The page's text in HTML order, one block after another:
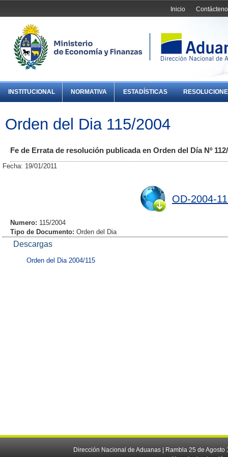
Inicio
INSTITUCIONAL NORMATIVA ESTADÍSTICAS
Orden del Dia 115/2004
Fe de Errata de resolución publicada en Orden del Día Nº
Fecha: 19/01/2011
OD-2004-
Numero: 115/2004
Tipo de Documento: Orden del Dia
Descargas
Orden del Dia 2004/115
Dirección Nacional de Aduanas | Rambla 25 de